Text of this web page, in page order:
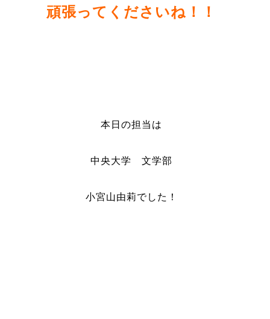
頑張ってくださいね！！
本日の担当は
中央大学 文学部
小宮山由莉でした！